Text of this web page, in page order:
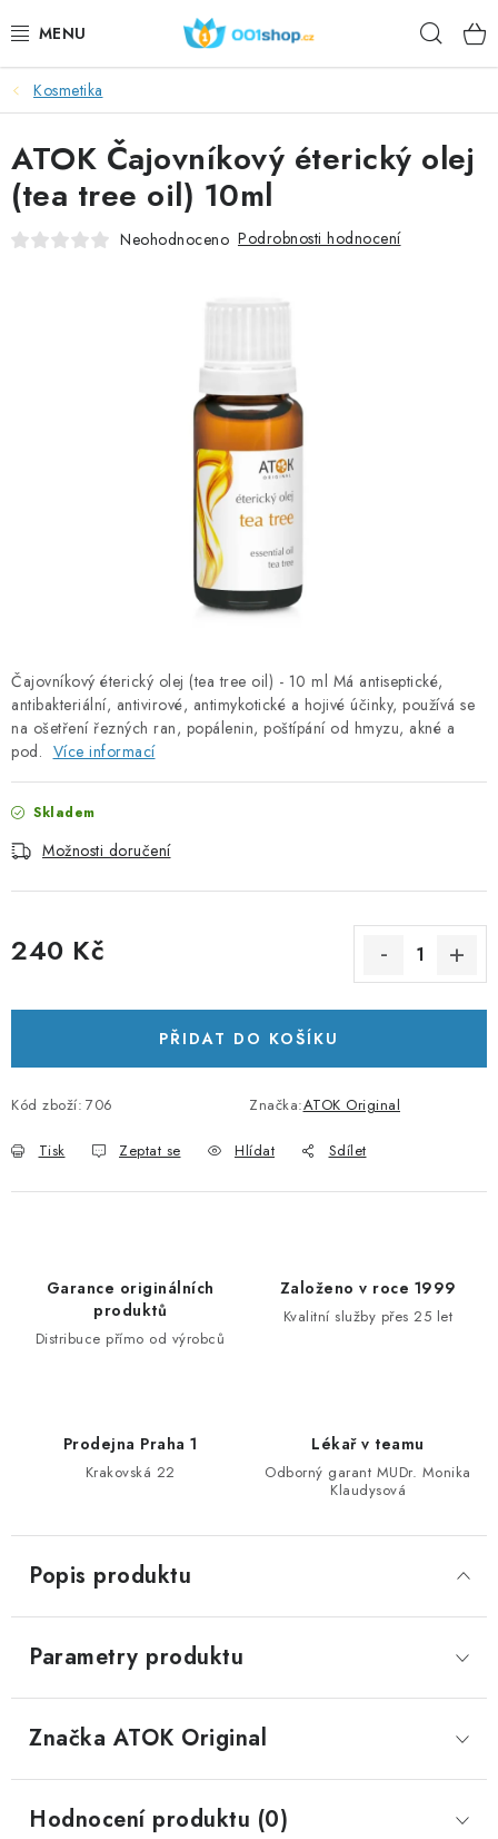
na
DOPLŇKY STRAVY
KOSMETIKA
SPORT
Obchodní podmínky
Natural Health Store
Slovník pojmů
Mapa serveru
Moje objednávka
Kosmetika
Čajovníkový éterický olej (tea tree oil) - 10 ml Má antiseptické,
antibakteriální, antivirové, antimykotické a hojivé účinky, používá se
na ošetření řezných ran, popálenin, poštípání od hmyzu, akné a
pod. Více informací
Skladem
Možnosti doručení
240 Kč
PŘIDAT DO KOŠÍKU
Kód zboží: 706 Značka:ATOK Original
Tisk Zeptat se Hlídat Sdílet
ATOK Čajovníkový éterický olej
(tea tree oil) 10ml
Neohodnoceno Podrobnosti hodnocení
Garance originálních
produktů
Distribuce přímo od výrobců
Založeno v roce 1999
Kvalitní služby přes 25 let
Prodejna Praha 1
Krakovská 22
Lékař v teamu
Odborný garant MUDr. Monika
Klaudysová
Popis produktu
Parametry produktu
Značka ATOK Original
Hodnocení produktu (0)